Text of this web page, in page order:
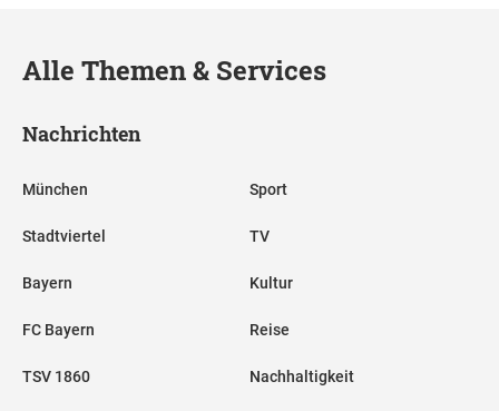
Alle Themen & Services
Nachrichten
München
Stadtviertel
Bayern
FC Bayern
TSV 1860
Sport
TV
Kultur
Reise
Nachhaltigkeit